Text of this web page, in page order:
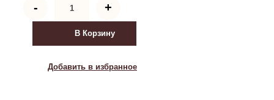
-
товара
Кровать
Леон
160
+
В Корзину
Добавить в избранное